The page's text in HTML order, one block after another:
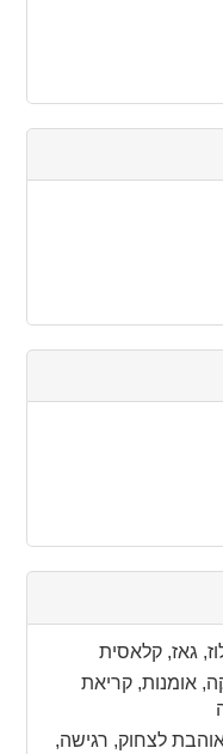
גאז, קלאסית
אומנות, קריאת
לצחוק, רגישה,